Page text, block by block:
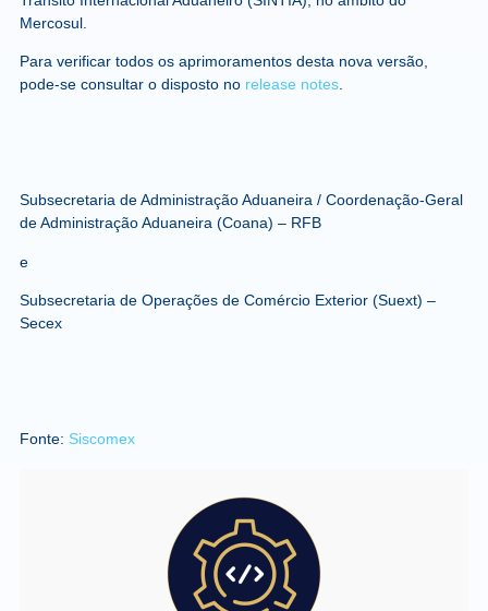
Mercosul.
Para verificar todos os aprimoramentos desta nova versão,
pode-se consultar o disposto no release notes.
Subsecretaria de Administração Aduaneira / Coordenação-Geral
de Administração Aduaneira (Coana) – RFB
e
Subsecretaria de Operações de Comércio Exterior (Suext) –
Secex
Fonte: Siscomex